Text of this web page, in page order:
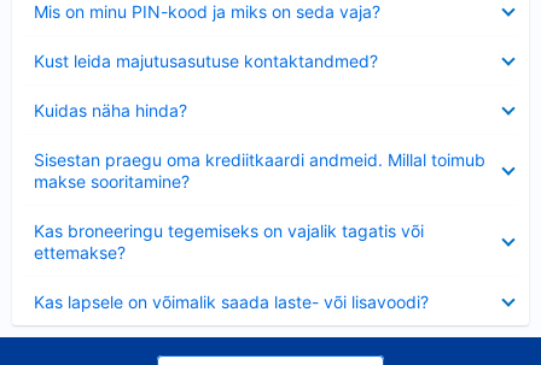
Mis on minu PIN-kood ja miks on seda vaja?
Kust leida majutusasutuse kontaktandmed?
Kuidas näha hinda?
Sisestan praegu oma krediitkaardi andmeid. Millal toimub
makse sooritamine?
Kas broneeringu tegemiseks on vajalik tagatis või
ettemakse?
Kas lapsele on võimalik saada laste- või lisavoodi?